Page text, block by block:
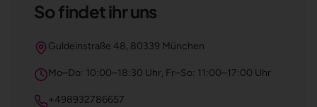
So findet ihr uns
Guldeinstraße 48, 80339 München
Mo–Do: 10:00–18:30 Uhr, Fr–So: 11:00–17:00 Uhr
+498932786657